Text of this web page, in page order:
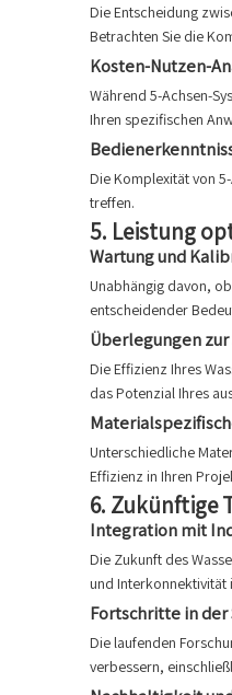
Die Entscheidung
Betrachten Sie die
Kosten-Nutzen-
Während 5-Achsen-
Ihren spezifischen
Die Komplexität von
treffen.
5. Leistung
Wartung und
Unabhängig davon,
entscheidender
Überlegungen
Die Effizienz Ihres
das Potenzial Ihres
Unterschiedliche
Effizienz in Ihren
6. Zukünftige
Integration mit
Die Zukunft des
und Interkonnektivität
Fortschritte in
Die laufenden
verbessern,